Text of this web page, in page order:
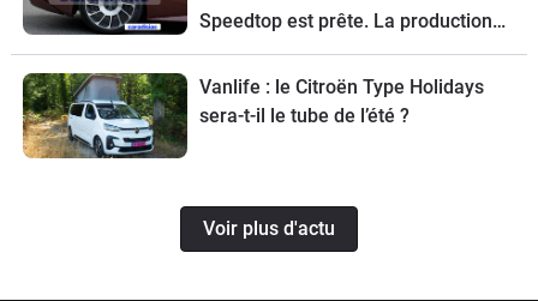
Speedtop est prête. La production
de ce break de chasse sera limitée à
70 exemplaires.
Vanlife : le Citroën Type Holidays
sera-t-il le tube de l’été ?
Voir plus d'actu